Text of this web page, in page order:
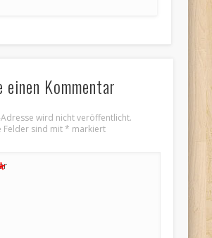
einen Kommentar
Adresse wird nicht veröffentlicht.
Felder sind mit* markiert